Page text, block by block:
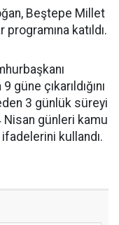
Beştepe Millet
katıldı.
güne çıkarıldığını
3 günlük süreyi
Nisan günleri kamu
ifadelerini kullandı.